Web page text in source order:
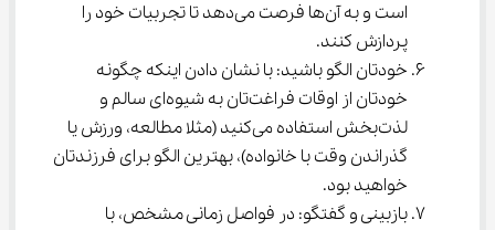
است و به آن‌ها فرصت می‌دهد تا تجربیات خود را
پردازش کنند.
خودتان الگو باشید: با نشان دادن اینکه چگونه
خودتان از اوقات فراغت‌تان به شیوه‌ای سالم و
لذت‌بخش استفاده می‌کنید (مثلا مطالعه، ورزش یا
گذراندن وقت با خانواده)، بهترین الگو برای فرزندتان
خواهید بود.
بازبینی و گفتگو: در فواصل زمانی مشخص، با